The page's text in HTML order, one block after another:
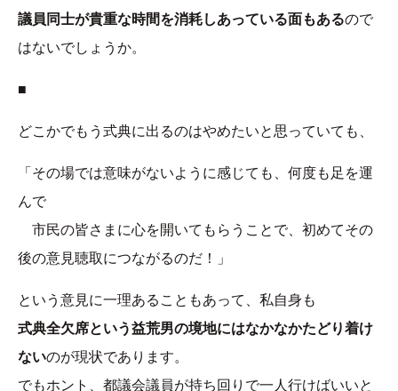
議員同士が貴重な時間を消耗しあっている面もあるので
はないでしょうか。
■
どこかでもう式典に出るのはやめたいと思っていても、
「その場では意味がないように感じても、何度も足を運
んで
市民の皆さまに心を開いてもらうことで、初めてその
後の意見聴取につながるのだ！」
という意見に一理あることもあって、私自身も
式典全欠席という益荒男の境地にはなかなかたどり着け
ないのが現状であります。
でもホント、都議会議員が持ち回りで一人行けばいいと